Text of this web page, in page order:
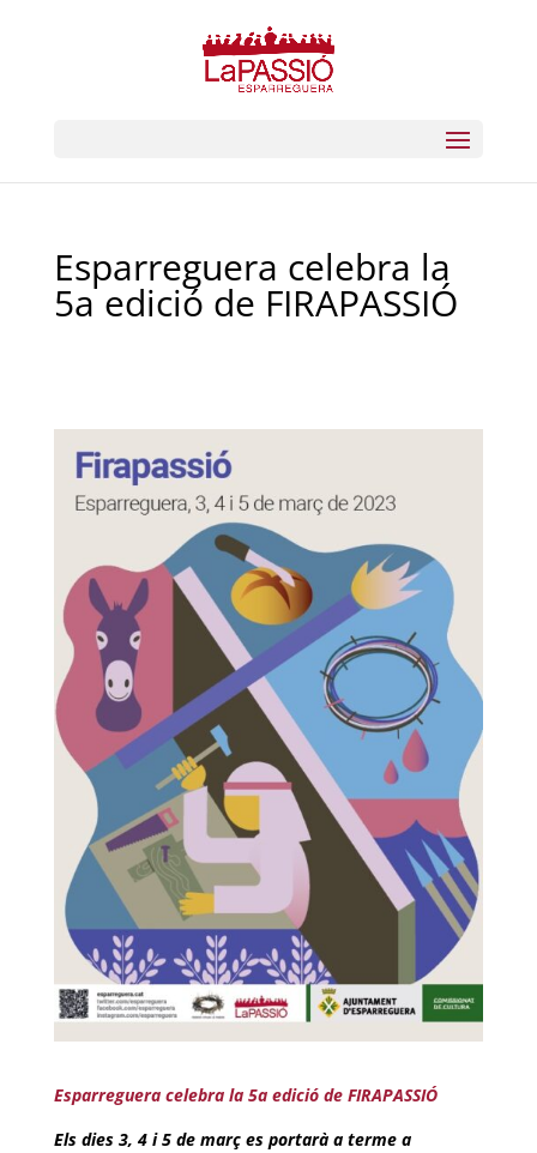
Esparreguera celebra la
5a edició de FIRAPASSIÓ
Esparreguera celebra la 5a edició de FIRAPASSIÓ
Els dies 3, 4 i 5 de març es portarà a terme a